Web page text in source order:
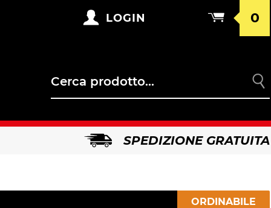
LOGIN 0
SPEDIZIONE GRATUITA
ORDINABILE